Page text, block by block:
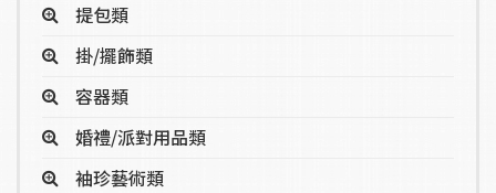
提包類
掛/擺飾類
容器類
婚禮/派對用品類
袖珍藝術類